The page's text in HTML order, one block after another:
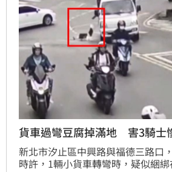
貨車過彎豆腐掉滿地 害3騎士
新北市汐止區中興路與福德三路口
時許，1輛小貨車轉彎時，疑似綑